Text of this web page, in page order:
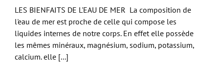
LES BIENFAITS DE L'EAU DE MER La composition de
l'eau de mer est proche de celle qui compose les
liquides internes de notre corps. En effet elle possède
les mêmes minéraux, magnésium, sodium, potassium,
calcium. elle [...]